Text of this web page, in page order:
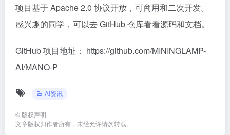
项目基于 Apache 2.0 协议开放，可商用和二次开发。
感兴趣的同学，可以去 GitHub 仓库看看源码和文档。
GitHub 项目地址： https://github.com/MININGLAMP-
AI/MANO-P
AI资讯
© 版权声明
文章版权归作者所有，未经允许请勿转载。